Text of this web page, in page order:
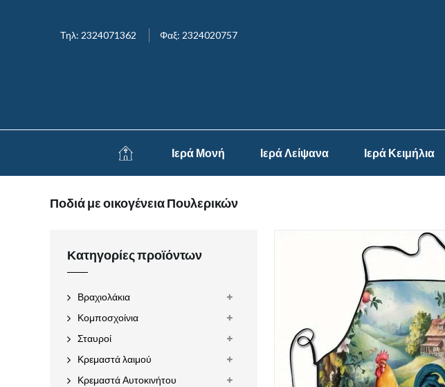
Τηλ: 2324071362 Φαξ: 2324020757
Ιερά Μονή Ιερά Λείψανα Ιερά Κειμήλια
Ποδιά με οικογένεια Πουλερικών
Κατηγορίες προϊόντων
Βραχιολάκια
Κομποσχοίνια
Σταυροί
Κρεμαστά λαιμού
Κρεμαστά Αυτοκινήτου